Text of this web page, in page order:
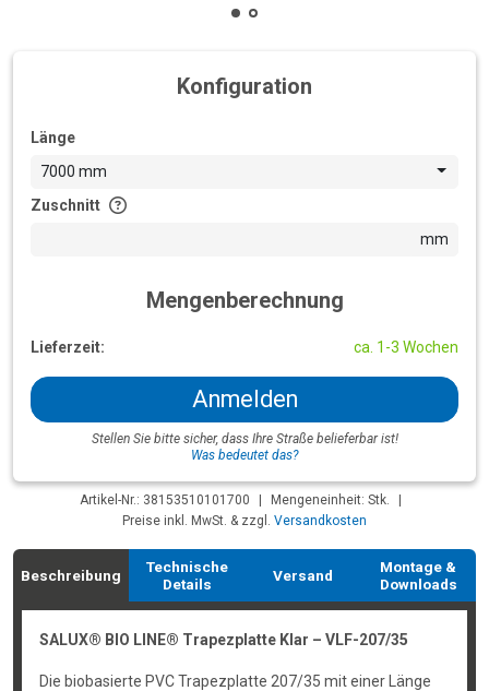
Konfiguration
Länge
7000 mm
Zuschnitt
mm
Mengenberechnung
Lieferzeit: ca. 1-3 Wochen
Anmelden
Stellen Sie bitte sicher, dass Ihre Straße belieferbar ist!
Was bedeutet das?
Artikel-Nr.: 38153510101700 Mengeneinheit: Stk.
Preise inkl. MwSt. & zzgl. Versandkosten
Beschreibung
Technische
Details
Versand
Montage &
Downloads
SALUX® BIO LINE® Trapezplatte Klar – VLF-207/35
Die biobasierte PVC Trapezplatte 207/35 mit einer Länge